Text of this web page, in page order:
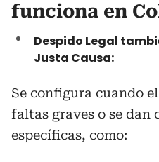
funciona en
Despido Legal
Justa Causa:
Se configura cuando
faltas graves o se dan
específicas, como: